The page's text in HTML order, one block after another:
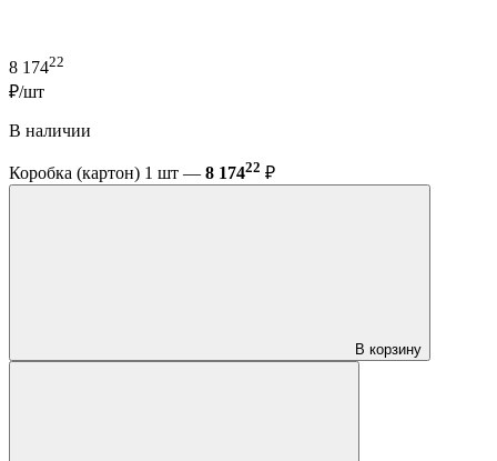
8 17422
₽/шт
В наличии
Коробка (картон) 1 шт — 8 17422 ₽
В корзину